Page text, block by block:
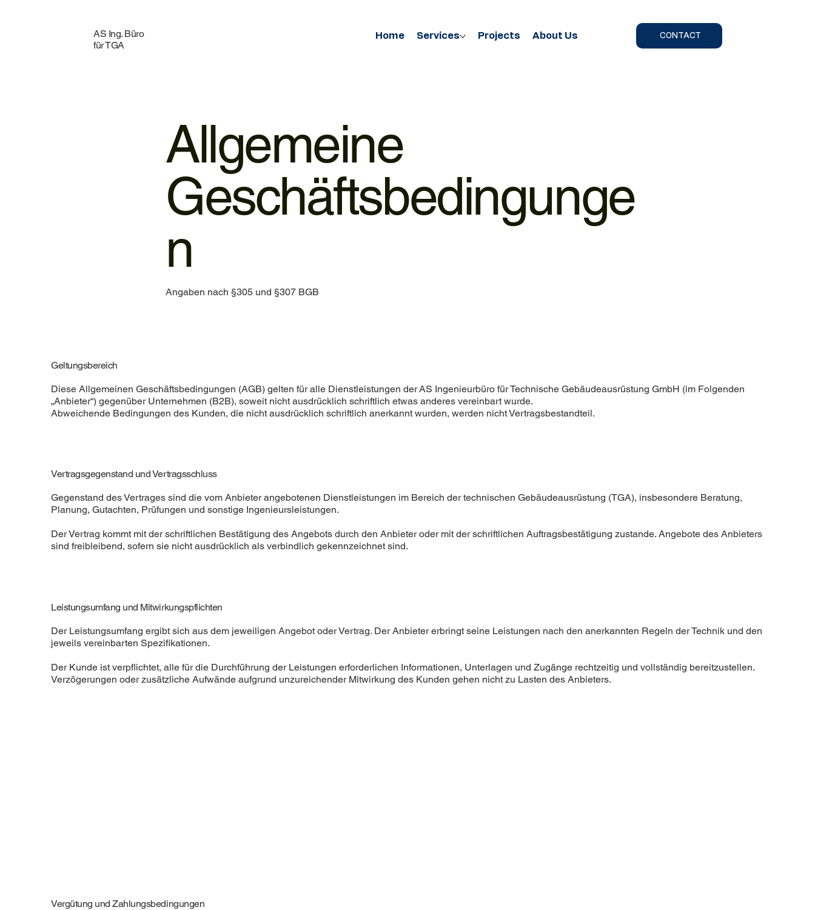
AS Ing. Büro
für TGA
Home Services Projects About Us CONTACT
Allgemeine
Geschäftsbedingunge
n
Angaben nach §305 und §307 BGB
Geltungsbereich
Diese Allgemeinen Geschäftsbedingungen (AGB) gelten für alle Dienstleistungen der AS Ingenieurbüro für Technische Gebäudeausrüstung GmbH (im Folgenden
„Anbieter“) gegenüber Unternehmen (B2B), soweit nicht ausdrücklich schriftlich etwas anderes vereinbart wurde.
Abweichende Bedingungen des Kunden, die nicht ausdrücklich schriftlich anerkannt wurden, werden nicht Vertragsbestandteil.
Vertragsgegenstand und Vertragsschluss
Gegenstand des Vertrages sind die vom Anbieter angebotenen Dienstleistungen im Bereich der technischen Gebäudeausrüstung (TGA), insbesondere Beratung,
Planung, Gutachten, Prüfungen und sonstige Ingenieursleistungen.
Der Vertrag kommt mit der schriftlichen Bestätigung des Angebots durch den Anbieter oder mit der schriftlichen Auftragsbestätigung zustande. Angebote des Anbieters
sind freibleibend, sofern sie nicht ausdrücklich als verbindlich gekennzeichnet sind.
Leistungsumfang und Mitwirkungspflichten
Der Leistungsumfang ergibt sich aus dem jeweiligen Angebot oder Vertrag. Der Anbieter erbringt seine Leistungen nach den anerkannten Regeln der Technik und den
jeweils vereinbarten Spezifikationen.
Der Kunde ist verpflichtet, alle für die Durchführung der Leistungen erforderlichen Informationen, Unterlagen und Zugänge rechtzeitig und vollständig bereitzustellen.
Verzögerungen oder zusätzliche Aufwände aufgrund unzureichender Mitwirkung des Kunden gehen nicht zu Lasten des Anbieters.
Vergütung und Zahlungsbedingungen